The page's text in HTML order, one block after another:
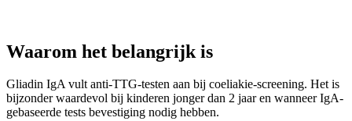
Waarom het belangrijk is
Gliadin IgA vult anti-TTG-testen aan bij coeliakie-screening. Het is
bijzonder waardevol bij kinderen jonger dan 2 jaar en wanneer IgA-
gebaseerde tests bevestiging nodig hebben.